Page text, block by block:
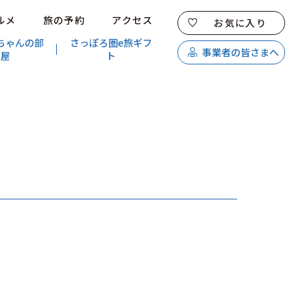
メ 旅の予約
アクセス
ゃんの部
屋
さっぽろ圏e旅ギフ
ト
お気に入り
事業者の皆さまへ